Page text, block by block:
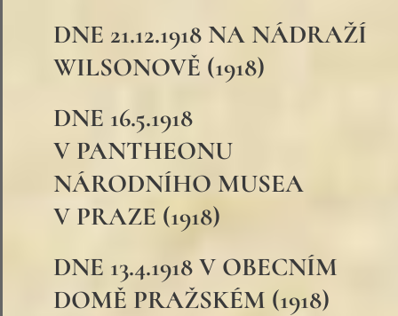
DNE 21.12.1918 NA NÁDRAŽÍ
WILSONOVĚ (1918)
DNE 16.5.1918
V PANTHEONU
NÁRODNÍHO MUSEA
V PRAZE (1918)
DNE 13.4.1918 V OBECNÍM
DOMĚ PRAŽSKÉM (1918)